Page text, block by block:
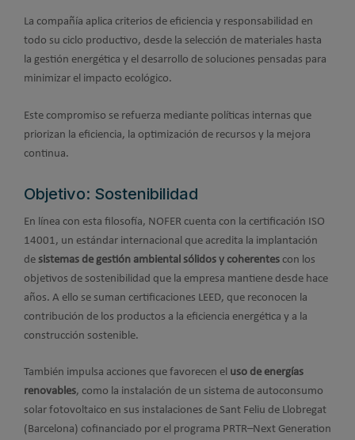
La compañía aplica criterios de eficiencia y responsabilidad en
todo su ciclo productivo, desde la selección de materiales hasta
la gestión energética y el desarrollo de soluciones pensadas para
minimizar el impacto ecológico.
Este compromiso se refuerza mediante políticas internas que
priorizan la eficiencia, la optimización de recursos y la mejora
continua.
Objetivo: Sostenibilidad
En línea con esta filosofía, NOFER cuenta con la certificación ISO
14001, un estándar internacional que acredita la implantación
de sistemas de gestión ambiental sólidos y coherentes con los
objetivos de sostenibilidad que la empresa mantiene desde hace
años. A ello se suman certificaciones LEED, que reconocen la
contribución de los productos a la eficiencia energética y a la
construcción sostenible.
También impulsa acciones que favorecen el uso de energías
renovables, como la instalación de un sistema de autoconsumo
solar fotovoltaico en sus instalaciones de Sant Feliu de Llobregat
(Barcelona) cofinanciado por el programa PRTR–Next Generation